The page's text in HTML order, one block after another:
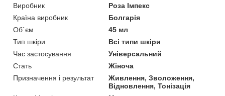
Виробник
Роза Імпекс
Країна виробник
Болгарія
Об`єм
45 мл
Тип шкіри
Всі типи шкіри
Час застосування
Універсальний
Стать
Жіноча
Призначення і результат
Живлення, Зволоження,
Відновлення, Тонізація